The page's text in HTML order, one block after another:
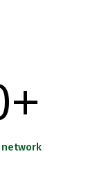
network